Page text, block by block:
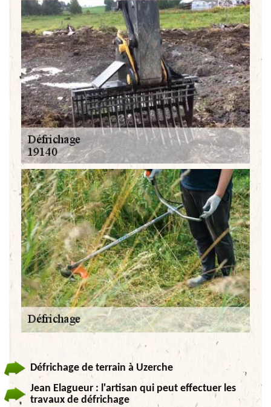
Défrichage de terrain à Uzerche
Jean Elagueur : l'artisan qui peut effectuer les
travaux de défrichage